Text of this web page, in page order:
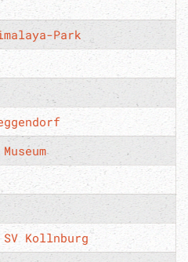
Park
Kollnburg